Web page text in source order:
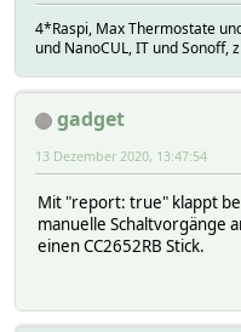
4*Raspi, Max Thermostate
und NanoCUL, IT und Sonoff,
gadget
13 Dezember 2020, 13:47:54
Mit "report: true" klappt
manuelle Schaltvorgänge
einen CC2652RB Stick.